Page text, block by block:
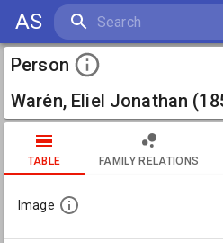
AS
Person
Warén, Eliel Jonathan
TABLE FAMILY RELATIONS
Image